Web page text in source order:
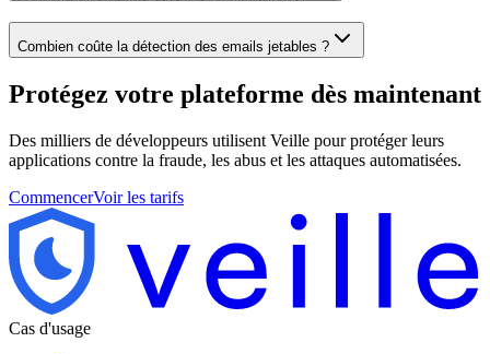
Combien coûte la détection des emails jetables ?
Protégez votre plateforme dès maintenant
Des milliers de développeurs utilisent Veille pour protéger leurs
applications contre la fraude, les abus et les attaques automatisées.
CommencerVoir les tarifs
Cas d'usage